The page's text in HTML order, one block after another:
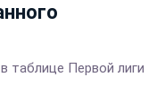
таблице Первой лиги